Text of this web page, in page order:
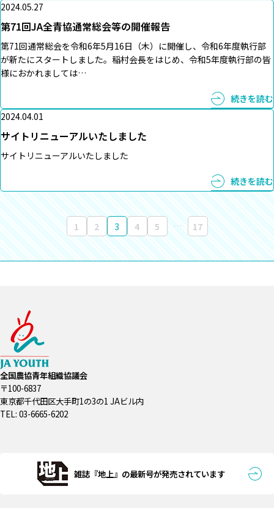
2024.05.27
第71回JA全青協通常総会等の開催報告
第71回通常総会を令和6年5月16日（木）に開催し、令和6年度執行部
が新たにスタートしました。稲村会長をはじめ、令和5年度執行部の皆
様におかれましては…
続きを読む
2024.04.01
サイトリニューアルいたしました
サイトリニューアルいたしました
続きを読む
1 2 3 4 5 … 17
全国農協青年組織協議会
〒100-6837
東京都千代田区大手町1の3の1 JAビル内
TEL: 03-6665-6202
雑誌『地上』の最新号が発売されています